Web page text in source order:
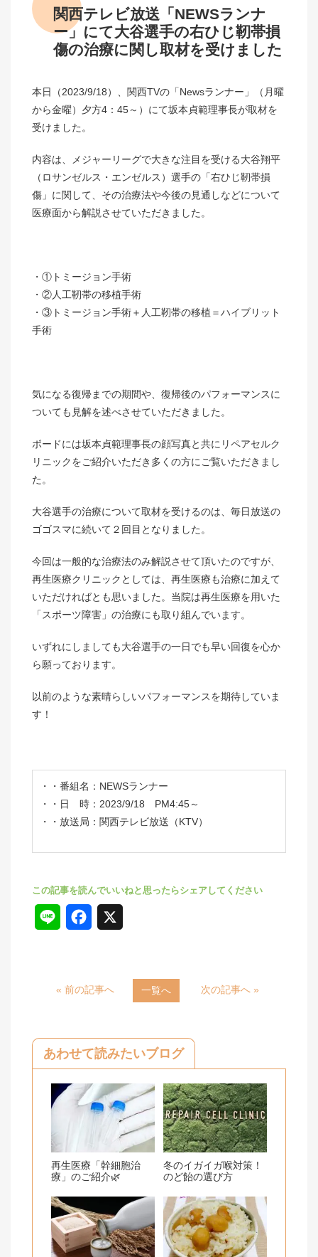
関西テレビ放送「NEWSランナ
ー」にて大谷選手の右ひじ靭帯損
傷の治療に関し取材を受けました
本日（2023/9/18）、関西TVの「Newsランナー」（月曜
から金曜）夕方4：45～）にて坂本貞範理事長が取材を
受けました。
内容は、メジャーリーグで大きな注目を受ける大谷翔平
（ロサンゼルス・エンゼルス）選手の「右ひじ靭帯損
傷」に関して、その治療法や今後の見通しなどについて
医療面から解説させていただきました。
①トミージョン手術
②人工靭帯の移植手術
③トミージョン手術＋人工靭帯の移植＝ハイブリット
手術
気になる復帰までの期間や、復帰後のパフォーマンスに
ついても見解を述べさせていただきました。
ボードには坂本貞範理事長の顔写真と共にリペアセルク
リニックをご紹介いただき多くの方にご覧いただきまし
た。
大谷選手の治療について取材を受けるのは、毎日放送の
ゴゴスマに続いて２回目となりました。
今回は一般的な治療法のみ解説させて頂いたのですが、
再生医療クリニックとしては、再生医療も治療に加えて
いただければとも思いました。当院は再生医療を用いた
「スポーツ障害」の治療にも取り組んでいます。
いずれにしましても大谷選手の一日でも早い回復を心か
ら願っております。
以前のような素晴らしいパフォーマンスを期待していま
す！
・番組名：NEWSランナー
・日 時：2023/9/18 PM4:45～
・放送局：関西テレビ放送（KTV）
e e
o
o
k
« 前の記事へ 一覧へ 次の記事へ »
あわせて読みたいブログ
再生医療「幹細胞治
療」のご紹介🌿
冬のイガイガ喉対策！
のど飴の選び方